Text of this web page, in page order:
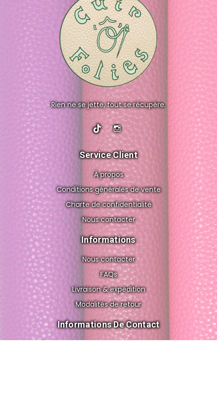
Rien ne se jette, tout se récupère.
Service Client
À propos
Conditions générales de vente
Charte de confidentialité
Nous contacter
Informations
Nous contacter
FAQs
Livraison & expédition
Modalités de retour
Informations De Contact